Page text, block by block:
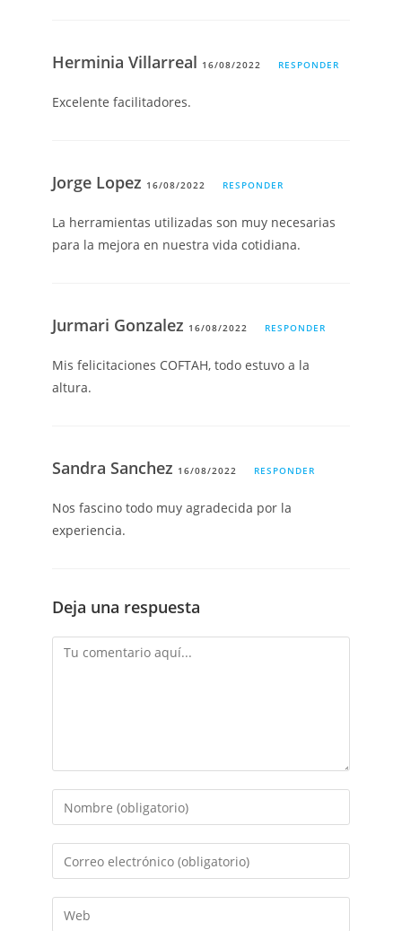
Herminia Villarreal 16/08/2022 RESPONDER
Excelente facilitadores.
Jorge Lopez 16/08/2022 RESPONDER
La herramientas utilizadas son muy necesarias
para la mejora en nuestra vida cotidiana.
Jurmari Gonzalez 16/08/2022 RESPONDER
Mis felicitaciones COFTAH, todo estuvo a la
altura.
Sandra Sanchez 16/08/2022 RESPONDER
Nos fascino todo muy agradecida por la
experiencia.
Deja una respuesta